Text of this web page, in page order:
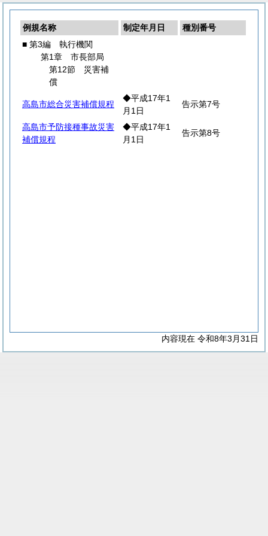
例規名称 制定年月日
種別番号
■ 第3編 執行機関
第1章 市長部局
第12節 災害補
償
高島市総合災害補償規程
◆平成17年1
月1日
告示第7号
高島市予防接種事故災害
補償規程
◆平成17年1
月1日
告示第8号
内容現在 令和8年3月31日